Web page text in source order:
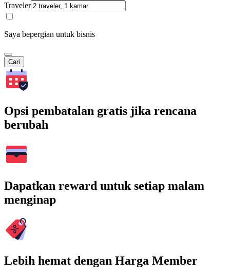
Traveler
Saya bepergian untuk bisnis
Cari
Opsi pembatalan gratis jika rencana
berubah
Dapatkan reward untuk setiap malam
menginap
Lebih hemat dengan Harga Member